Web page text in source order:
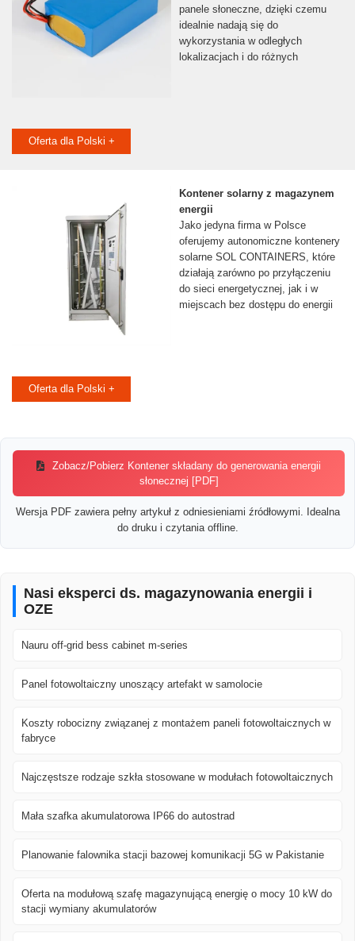
panele słoneczne, dzięki czemu
idealnie nadają się do
wykorzystania w odległych
lokalizacjach i do różnych
Oferta dla Polski +
Kontener solarny z magazynem
energii
Jako jedyna firma w Polsce
oferujemy autonomiczne kontenery
solarne SOL CONTAINERS, które
działają zarówno po przyłączeniu
do sieci energetycznej, jak i w
miejscach bez dostępu do energii
Oferta dla Polski +
Zobacz/Pobierz Kontener składany do generowania energii
słonecznej [PDF]
Wersja PDF zawiera pełny artykuł z odniesieniami źródłowymi. Idealna
do druku i czytania offline.
Nasi eksperci ds. magazynowania energii i
OZE
Nauru off-grid bess cabinet m-series
Panel fotowoltaiczny unoszący artefakt w samolocie
Koszty robocizny związanej z montażem paneli fotowoltaicznych w
fabryce
Najczęstsze rodzaje szkła stosowane w modułach fotowoltaicznych
Mała szafka akumulatorowa IP66 do autostrad
Planowanie falownika stacji bazowej komunikacji 5G w Pakistanie
Oferta na modułową szafę magazynującą energię o mocy 10 kW do
stacji wymiany akumulatorów